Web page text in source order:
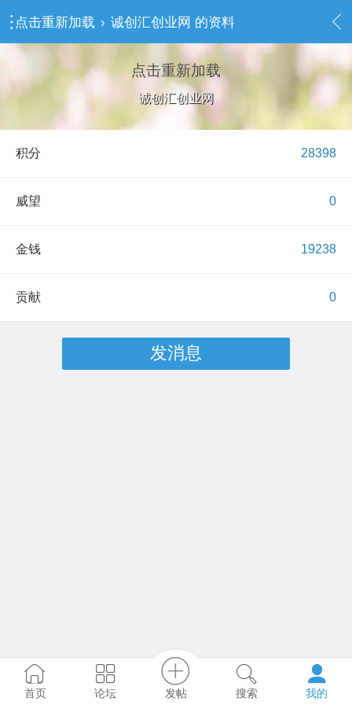
点击重新加载 › 诚创汇创业网 的资料
点击重新加载
诚创汇创业网
28398
积分
0
威望
19238
金钱
0
贡献
发消息
首页 论坛 发帖 搜索 我的